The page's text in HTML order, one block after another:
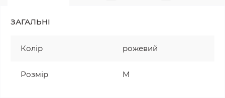
ЗАГАЛЬНІ
Колір рожевий
Розмір M